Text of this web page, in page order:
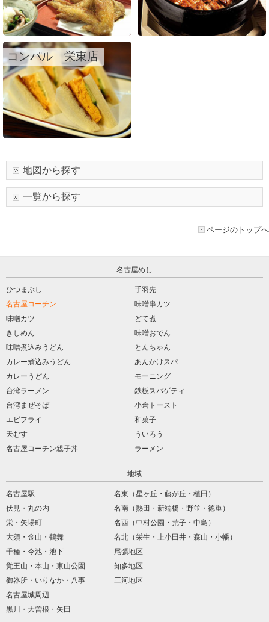
コンパル 栄東店
地図から探す
一覧から探す
ページのトップへ
名古屋めし
ひつまぶし
名古屋コーチン
味噌カツ
きしめん
味噌煮込みうどん
カレー煮込みうどん
カレーうどん
台湾ラーメン
台湾まぜそば
エビフライ
天むす
名古屋コーチン親子丼
手羽先
味噌串カツ
どて煮
味噌おでん
とんちゃん
あんかけスパ
モーニング
鉄板スパゲティ
小倉トースト
和菓子
ういろう
ラーメン
地域
名古屋駅
伏見・丸の内
栄・矢場町
大須・金山・鶴舞
千種・今池・池下
覚王山・本山・東山公園
御器所・いりなか・八事
名古屋城周辺
黒川・大曽根・矢田
名東（星ヶ丘・藤が丘・植田）
名南（熱田・新端橋・野並・徳重）
名西（中村公園・荒子・中島）
名北（栄生・上小田井・森山・小幡）
尾張地区
知多地区
三河地区